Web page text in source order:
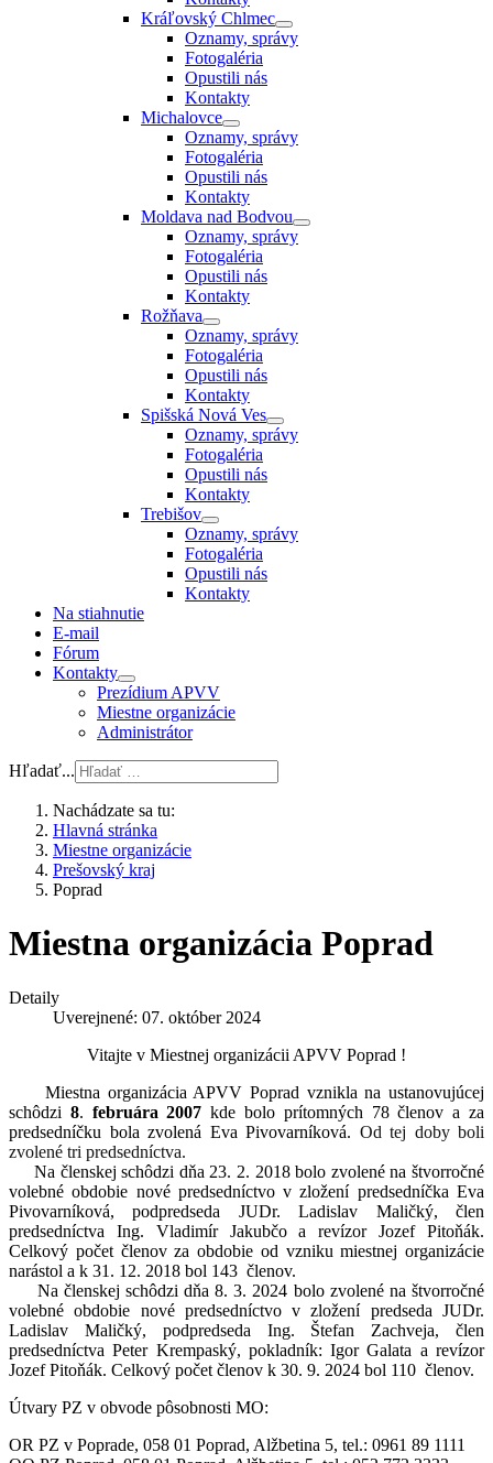
Kráľovský Chlmec
Oznamy, správy
Fotogaléria
Opustili nás
Kontakty
Michalovce
Oznamy, správy
Fotogaléria
Opustili nás
Kontakty
Moldava nad Bodvou
Oznamy, správy
Fotogaléria
Opustili nás
Kontakty
Rožňava
Oznamy, správy
Fotogaléria
Opustili nás
Kontakty
Spišská Nová Ves
Oznamy, správy
Fotogaléria
Opustili nás
Kontakty
Trebišov
Oznamy, správy
Fotogaléria
Opustili nás
Kontakty
Na stiahnutie
E-mail
Fórum
Kontakty
Prezídium APVV
Miestne organizácie
Administrátor
Hľadať...
Nachádzate sa tu:
Hlavná stránka
Miestne organizácie
Prešovský kraj
Poprad
Miestna organizácia Poprad
Detaily
Uverejnené: 07. október 2024
Vitajte v Miestnej organizácii APVV Poprad !
Miestna organizácia APVV Poprad vznikla na ustanovujúcej
schôdzi 8. februára 2007 kde bolo prítomných 78 členov a za
predsedníčku bola zvolená Eva Pivovarníková. Od tej doby boli
zvolené tri predsedníctva.
Na členskej schôdzi dňa 23. 2. 2018 bolo zvolené na štvorročné
volebné obdobie nové predsedníctvo v zložení predsedníčka Eva
Pivovarníková, podpredseda JUDr. Ladislav Maličký, člen
predsedníctva Ing. Vladimír Jakubčo a revízor Jozef Pitoňák.
Celkový počet členov za obdobie od vzniku miestnej organizácie
narástol a k 31. 12. 2018 bol 143 členov.
Na členskej schôdzi dňa 8. 3. 2024 bolo zvolené na štvorročné
volebné obdobie nové predsedníctvo v zložení predseda JUDr.
Ladislav Maličký, podpredseda Ing. Štefan Zachveja, člen
predsedníctva Peter Krempaský, pokladník: Igor Galata a revízor
Jozef Pitoňák. Celkový počet členov k 30. 9. 2024 bol 110 členov.
Útvary PZ v obvode pôsobnosti MO:
OR PZ v Poprade, 058 01 Poprad, Alžbetina 5, tel.: 0961 89 1111